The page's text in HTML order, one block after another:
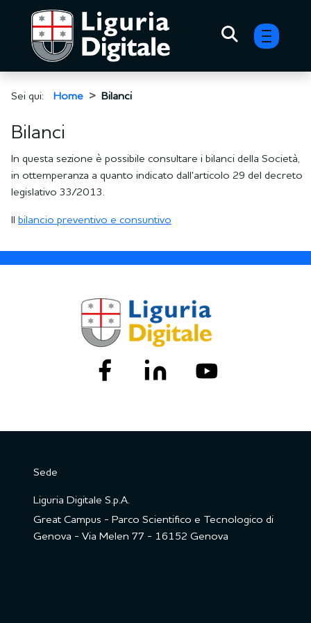
menu
Sei qui: Home Bilanci
Bilanci
In questa sezione è possibile consultare i bilanci della Società,
in ottemperanza a quanto indicato dall'articolo 29 del decreto
legislativo 33/2013.
Il bilancio preventivo e consuntivo
Sede
Liguria Digitale S.p.A.
Great Campus - Parco Scientifico e Tecnologico di
Genova - Via Melen 77 - 16152 Genova